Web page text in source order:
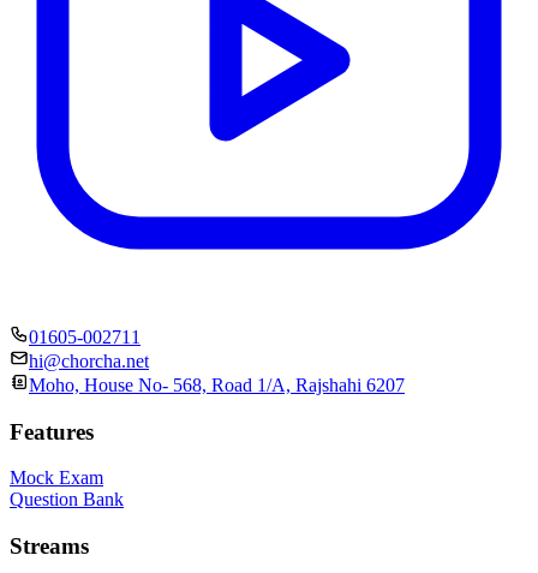
01605-002711
hi@chorcha.net
Moho, House No- 568, Road 1/A, Rajshahi 6207
Features
Mock Exam
Question Bank
Streams